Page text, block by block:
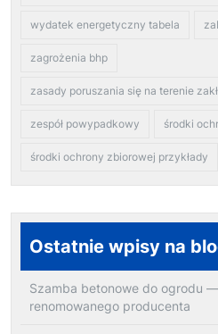
wydatek energetyczny tabela
zagrożenia bhp
zasady poruszania się na terenie
zespół powypadkowy środki
środki ochrony zbiorowej przykłady
Ostatnie wpisy na
Szamba betonowe do ogrodu
renomowanego producenta